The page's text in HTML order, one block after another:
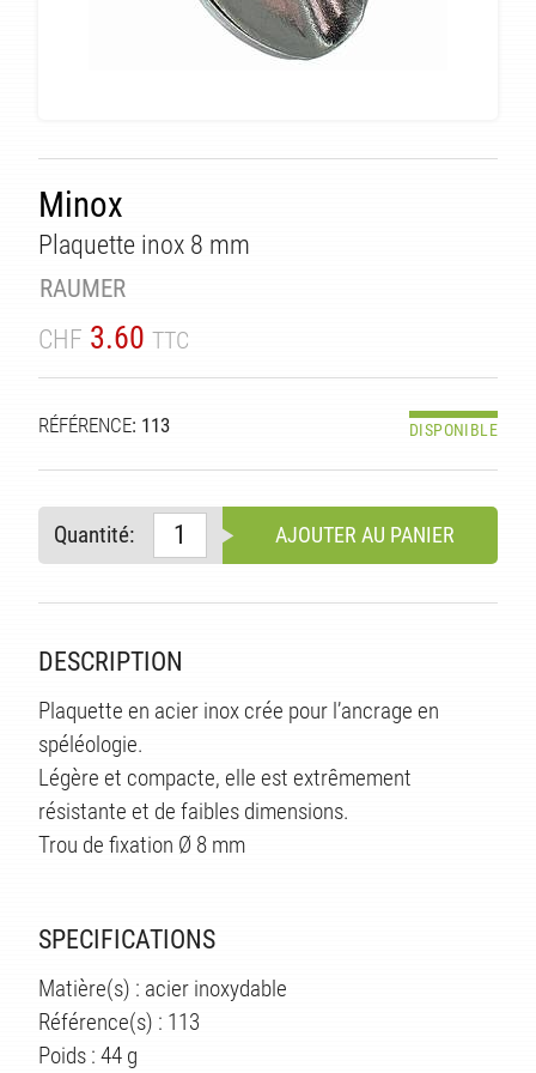
Minox
Plaquette inox 8 mm
RAUMER
CHF 3.60 TTC
RÉFÉRENCE: 113 DISPONIBLE
Quantité: AJOUTER AU PANIER
DESCRIPTION
Plaquette en acier inox crée pour l’ancrage en
spéléologie.
Légère et compacte, elle est extrêmement
résistante et de faibles dimensions.
Trou de fixation Ø 8 mm
SPECIFICATIONS
Matière(s) : acier inoxydable
Référence(s) : 113
Poids : 44 g